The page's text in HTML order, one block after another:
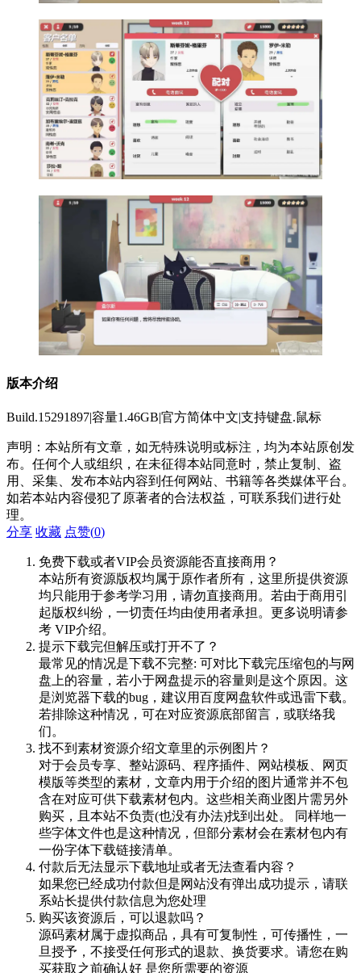
版本介绍
Build.15291897|容量1.46GB|官方简体中文|支持键盘.鼠标
声明：本站所有文章，如无特殊说明或标注，均为本站原创发
布。任何个人或组织，在未征得本站同意时，禁止复制、盗
用、采集、发布本站内容到任何网站、书籍等各类媒体平台。
如若本站内容侵犯了原著者的合法权益，可联系我们进行处
理。
分享 收藏 点赞(0)
免费下载或者VIP会员资源能否直接商用？
本站所有资源版权均属于原作者所有，这里所提供资源
均只能用于参考学习用，请勿直接商用。若由于商用引
起版权纠纷，一切责任均由使用者承担。更多说明请参
考 VIP介绍。
提示下载完但解压或打开不了？
最常见的情况是下载不完整: 可对比下载完压缩包的与网
盘上的容量，若小于网盘提示的容量则是这个原因。这
是浏览器下载的bug，建议用百度网盘软件或迅雷下载。
若排除这种情况，可在对应资源底部留言，或联络我
们。
找不到素材资源介绍文章里的示例图片？
对于会员专享、整站源码、程序插件、网站模板、网页
模版等类型的素材，文章内用于介绍的图片通常并不包
含在对应可供下载素材包内。这些相关商业图片需另外
购买，且本站不负责(也没有办法)找到出处。 同样地一
些字体文件也是这种情况，但部分素材会在素材包内有
一份字体下载链接清单。
付款后无法显示下载地址或者无法查看内容？
如果您已经成功付款但是网站没有弹出成功提示，请联
系站长提供付款信息为您处理
购买该资源后，可以退款吗？
源码素材属于虚拟商品，具有可复制性，可传播性，一
旦授予，不接受任何形式的退款、换货要求。请您在购
买获取之前确认好 是您所需要的资源